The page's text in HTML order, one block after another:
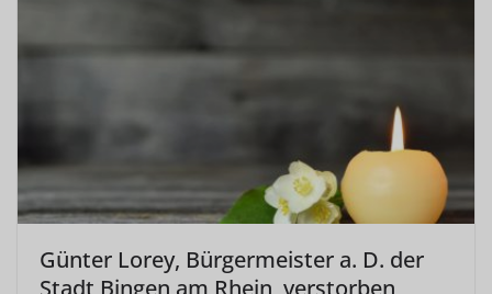
Günter Lorey, Bürgermeister a. D. der
Stadt Bingen am Rhein, verstorben